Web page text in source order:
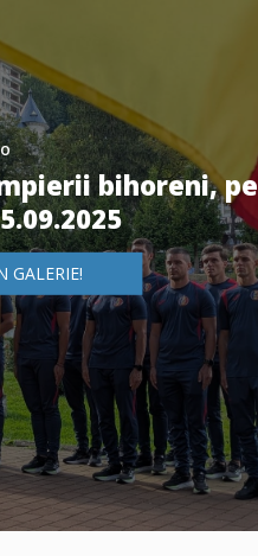
bihoreni, pe
GALERIE!